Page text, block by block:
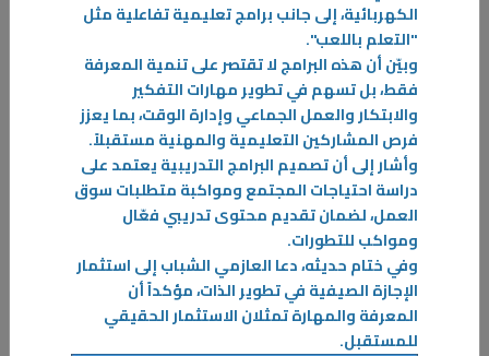
محاضرة "الذكاء الاصطناعي في حياتنا اليومية” في التطبيقي
حول تطبيقاته العملية في بيئة العمل
نظمت عمادة خدمة المجتمع والتعليم المستمر في الهيئة العامة للتعليم
التطبيقي والتدريب محاضرة إرشادية بعنوان "الذكاء الاصطناعي في
حياتنا اليومية" قدمتها د. بدور المسعد، وذلك في قاعة المكتبة
المركزية...
المزيد
الكهربائية، إلى جانب برامج تعليمية تفاعلية مثل
"التعلم باللعب".
وبيّن أن هذه البرامج لا تقتصر على تنمية المعرفة
فقط، بل تسهم في تطوير مهارات التفكير
والابتكار والعمل الجماعي وإدارة الوقت، بما يعزز
فرص المشاركين التعليمية والمهنية مستقبلاً.
وأشار إلى أن تصميم البرامج التدريبية يعتمد على
دراسة احتياجات المجتمع ومواكبة متطلبات سوق
العمل، لضمان تقديم محتوى تدريبي فعّال
ومواكب للتطورات.
وفي ختام حديثه، دعا العازمي الشباب إلى استثمار
الإجازة الصيفية في تطوير الذات، مؤكداً أن
المعرفة والمهارة تمثلان الاستثمار الحقيقي
للمستقبل.